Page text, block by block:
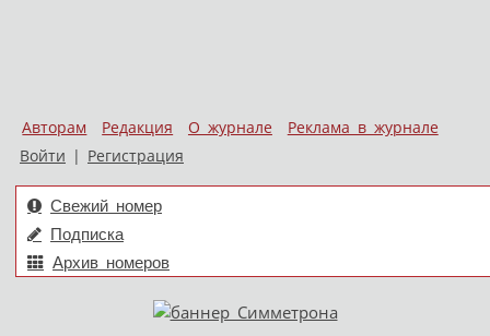
Авторам Редакция О журнале
Реклама в журнале
Войти | Регистрация
Свежий номер
Подписка
Архив номеров